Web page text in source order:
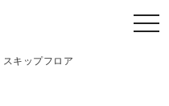
スキップフロア